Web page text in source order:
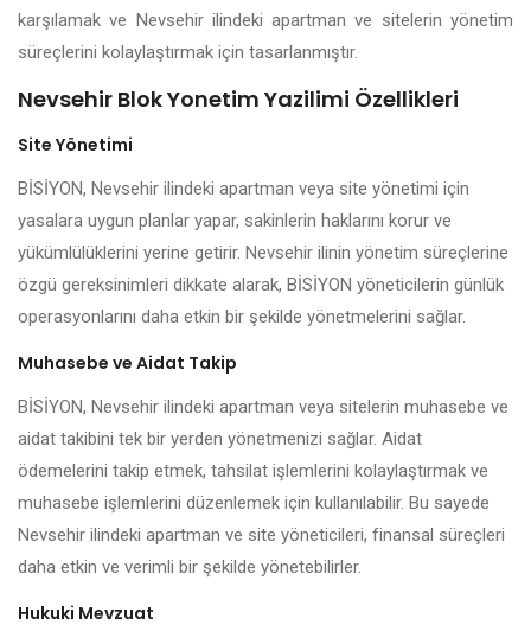
karşılamak ve Nevsehir ilindeki apartman ve sitelerin yönetim
süreçlerini kolaylaştırmak için tasarlanmıştır.
Nevsehir Blok Yonetim Yazilimi Özellikleri
Site Yönetimi
BİSİYON, Nevsehir ilindeki apartman veya site yönetimi için
yasalara uygun planlar yapar, sakinlerin haklarını korur ve
yükümlülüklerini yerine getirir. Nevsehir ilinin yönetim süreçlerine
özgü gereksinimleri dikkate alarak, BİSİYON yöneticilerin günlük
operasyonlarını daha etkin bir şekilde yönetmelerini sağlar.
Muhasebe ve Aidat Takip
BİSİYON, Nevsehir ilindeki apartman veya sitelerin muhasebe ve
aidat takibini tek bir yerden yönetmenizi sağlar. Aidat
ödemelerini takip etmek, tahsilat işlemlerini kolaylaştırmak ve
muhasebe işlemlerini düzenlemek için kullanılabilir. Bu sayede
Nevsehir ilindeki apartman ve site yöneticileri, finansal süreçleri
daha etkin ve verimli bir şekilde yönetebilirler.
Hukuki Mevzuat